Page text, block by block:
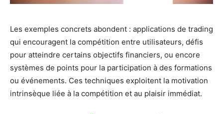
Les exemples concrets abondent : applications de trading
qui encouragent la compétition entre utilisateurs, défis
pour atteindre certains objectifs financiers, ou encore
systèmes de points pour la participation à des formations
ou événements. Ces techniques exploitent la motivation
intrinsèque liée à la compétition et au plaisir immédiat.